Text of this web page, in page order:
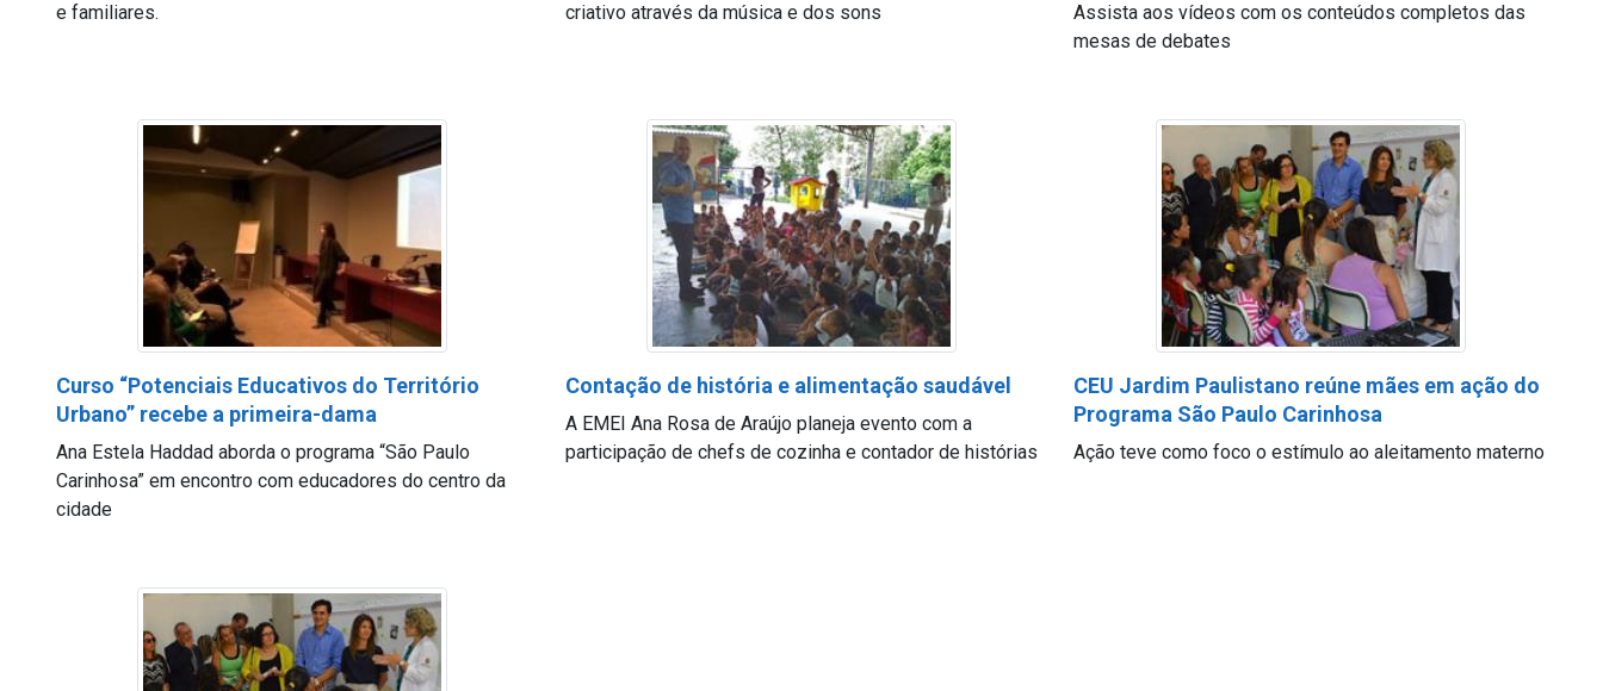
e familiares.
criativo através da música e dos sons
Assista aos vídeos com os conteúdos completos das
mesas de debates
Curso “Potenciais Educativos do Território
Urbano” recebe a primeira-dama
Ana Estela Haddad aborda o programa “São Paulo
Carinhosa” em encontro com educadores do centro da
cidade
Contação de história e alimentação saudável
A EMEI Ana Rosa de Araújo planeja evento com a
participação de chefs de cozinha e contador de histórias
CEU Jardim Paulistano reúne mães em ação do
Programa São Paulo Carinhosa
Ação teve como foco o estímulo ao aleitamento materno